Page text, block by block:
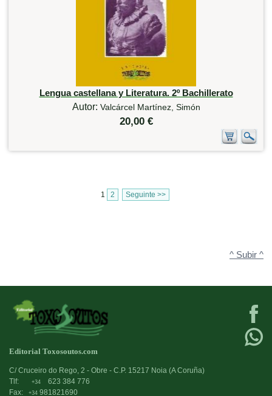
Lengua castellana y Literatura. 2º Bachillerato
Autor: Valcárcel Martínez, Simón
20,00 €
1 2 Seguinte >>
^ Subir ^
Editorial Toxosoutos.com
C/ Cruceiro do Rego, 2 - Obre - C.P. 15217 Noia (A Coruña)
Tlf:
+34
623 384 776
Fax:
+34 981821690